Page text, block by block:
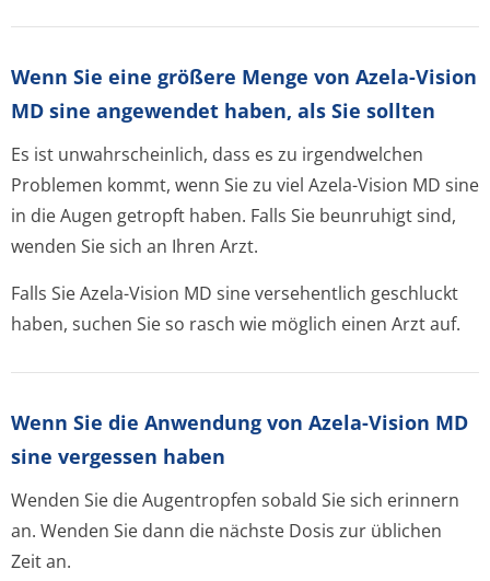
Wenn Sie eine größere Menge von Azela-Vision
MD sine angewendet haben, als Sie sollten
Es ist unwahrscheinlich, dass es zu irgendwelchen
Problemen kommt, wenn Sie zu viel Azela-Vision MD sine
in die Augen getropft haben. Falls Sie beunruhigt sind,
wenden Sie sich an Ihren Arzt.
Falls Sie Azela-Vision MD sine versehentlich geschluckt
haben, suchen Sie so rasch wie möglich einen Arzt auf.
Wenn Sie die Anwendung von Azela-Vision MD
sine vergessen haben
Wenden Sie die Augentropfen sobald Sie sich erinnern
an. Wenden Sie dann die nächste Dosis zur üblichen
Zeit an.